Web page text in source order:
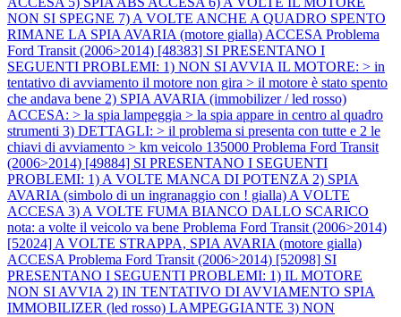
NON SI SPEGNE 7) A VOLTE ANCHE A QUADRO SPENTO
RIMANE LA SPIA AVARIA (motore gialla) ACCESA Problema
Ford Transit (2006>2014) [48383] SI PRESENTANO I
SEGUENTI PROBLEMI: 1) NON SI AVVIA IL MOTORE: > in
tentativo di avviamento il motore non gira > il motore è stato spento
che andava bene 2) SPIA AVARIA (immobilizer / led rosso)
ACCESA: > la spia lampeggia > la spia appare in centro al quadro
strumenti 3) DETTAGLI: > il problema si presenta con tutte e 2 le
chiavi di avviamento > km veicolo 135000 Problema Ford Transit
(2006>2014) [49884] SI PRESENTANO I SEGUENTI
PROBLEMI: 1) A VOLTE MANCA DI POTENZA 2) SPIA
AVARIA (simbolo di un ingranaggio con ! gialla) A VOLTE
ACCESA 3) A VOLTE FUMA BIANCO DALLO SCARICO
nota: a volte il veicolo va bene Problema Ford Transit (2006>2014)
[52024] A VOLTE STRAPPA, SPIA AVARIA (motore gialla)
ACCESA Problema Ford Transit (2006>2014) [52098] SI
PRESENTANO I SEGUENTI PROBLEMI: 1) IL MOTORE
NON SI AVVIA 2) IN TENTATIVO DI AVVIAMENTO SPIA
IMMOBILIZER (led rosso) LAMPEGGIANTE 3) NON